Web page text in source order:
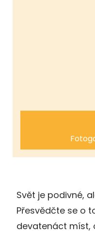
Svět je podivné,
Přesvědčte se o
devatenáct míst,